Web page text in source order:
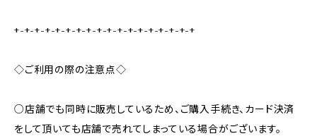
+-+-+-+-+-+-+-+-+-+-+-+-+-+-+-+-+-+
◇ご利用の際の注意点◇
○店舗でも同時に販売しているため、ご購入手続き、カード決済
をして頂いても店舗で売れてしまっている場合がございます。